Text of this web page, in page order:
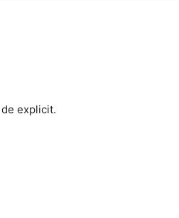
explicit.